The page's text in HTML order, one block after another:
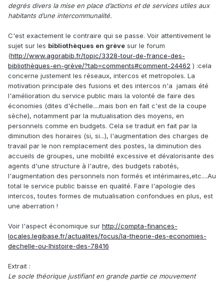
degrés divers la mise en place d’actions et de services utiles aux
habitants d’une intercommunalité.
C'est exactement le contraire qui se passe. Voir attentivement le
sujet sur les bibliothèques en grève sur le forum
(http://www.agorabib.fr/topic/3328-tour-de-france-des-
bibliothèques-en-grève/?tab=comments#comment-24462 ) :cela
concerne justement les réseaux, intercos et metropoles. La
motivation principale des fusions et des intercos n'a jamais été
l'amélioration du service public mais la volonté de faire des
économies (dites d'échelle....mais bon en fait c'est de la coupe
sèche), notamment par la mutualisation des moyens, en
personnels comme en budgets. Cela se traduit en fait par la
diminution des horaires (si, si...), l'augmentation des charges de
travail par le non remplacement des postes, la diminution des
accueils de groupes, une mobilité excessive et dévalorisante des
agents d'une structure à l'autre, des budgets rabotés,
l'augmentation des personnels non formés et intérimaires,etc....Au
total le service public baisse en qualité. Faire l'apologie des
intercos, toutes formes de mutualisation confondues en plus, est
une aberration !
Voir l'aspect économique sur http://compta-finances-
locales.legibase.fr/actualites/focus/la-theorie-des-economies-
dechelle-ou-lhistoire-des-78416
Extrait :
Le socle théorique justifiant en grande partie ce mouvement